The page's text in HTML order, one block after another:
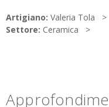
Artigiano: Valeria Tola
Settore: Ceramica